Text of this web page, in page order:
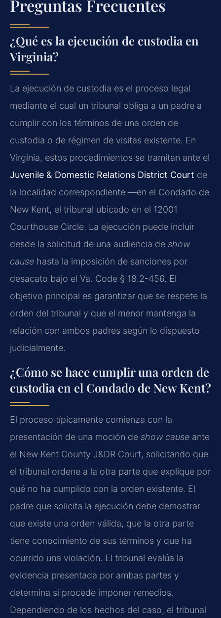
Preguntas Frecuentes
¿Qué es la ejecución de custodia en
Virginia?
La ejecución de custodia es el proceso legal
mediante el cual un tribunal obliga a un padre a
cumplir con los términos de una orden de
custodia o de régimen de visitas existente. En
Virginia, estos procedimientos se tramitan ante el
Juvenile & Domestic Relations District Court de
la localidad correspondiente —en el Condado de
New Kent, el tribunal ubicado en el 12001
Courthouse Circle. La ejecución puede incluir
desde la solicitud de una audiencia de show
cause hasta la imposición de sanciones por
desacato bajo el Va. Code § 18.2-456. El
objetivo principal es garantizar que se respete la
orden del tribunal y que el menor mantenga la
relación con ambos padres según lo dispuesto
judicialmente.
¿Cómo se hace cumplir una orden de
custodia en el Condado de New Kent?
El proceso típicamente comienza con la
presentación de una moción de show cause ante
el New Kent County J&DR Court, solicitando que
el tribunal ordene a la otra parte que explique por
qué no ha cumplido con la orden existente. El
padre que solicita la ejecución debe demostrar
que existe una orden válida, que la otra parte
tiene conocimiento de sus términos y que ha
ocurrido una violación. El tribunal evalúa la
evidencia presentada por ambas partes y
determina si procede imponer remedios.
Dependiendo de los hechos del caso, el tribunal